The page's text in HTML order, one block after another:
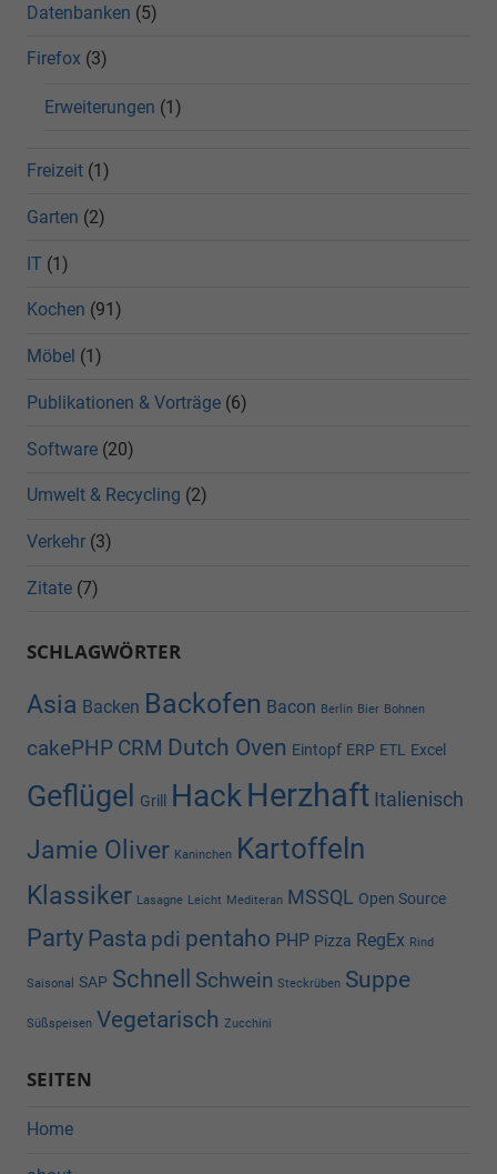
Datenbanken (5)
Firefox (3)
Erweiterungen (1)
Freizeit (1)
Garten (2)
IT (1)
Kochen (91)
Möbel (1)
Publikationen & Vorträge (6)
Software (20)
Umwelt & Recycling (2)
Verkehr (3)
Zitate (7)
SCHLAGWÖRTER
Asia Backen Backofen Bacon Berlin Bier Bohnen
cakePHP CRM Dutch Oven Eintopf ERP ETL Excel
Geflügel Grill HackHerzhaft Italienisch
Jamie Oliver Kaninchen Kartoffeln
Klassiker Lasagne Leicht Mediteran MSSQL Open Source
Party Pasta pdi pentaho PHP Pizza RegEx Rind
Saisonal SAP Schnell Schwein Steckrüben Suppe
Süßspeisen Vegetarisch Zucchini
SEITEN
Home